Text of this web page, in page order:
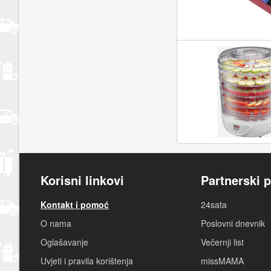
Korisni linkovi
Kontakt i pomoć
O nama
Oglašavanje
Uvjeti i pravila korištenja
Partnerski
24sata
Poslovni dnevnik
Večernji list
missMAMA